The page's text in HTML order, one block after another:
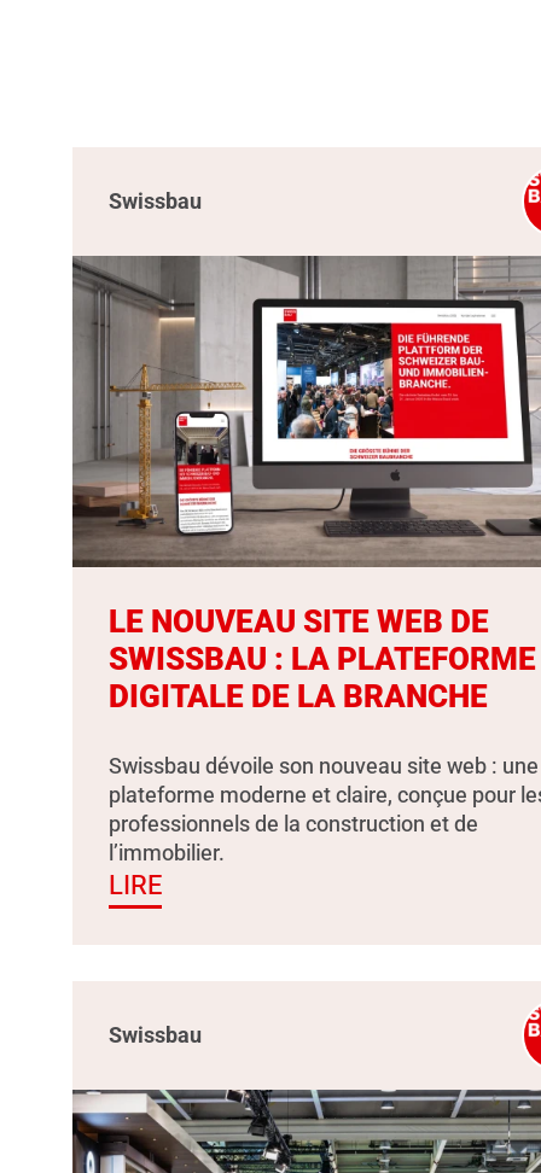
Swissbau
LE NOUVEAU SITE WEB DE
SWISSBAU : LA PLATEFORME
DIGITALE DE LA BRANCHE
Swissbau dévoile son nouveau site web : une
plateforme moderne et claire, conçue pour
professionnels de la construction et de
l’immobilier.
LIRE
Swissbau